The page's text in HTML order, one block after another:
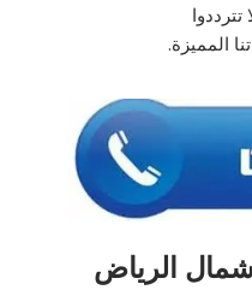
المميزة.
الرياض